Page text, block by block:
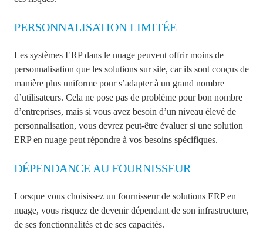
PERSONNALISATION LIMITÉE
Les systèmes ERP dans le nuage peuvent offrir moins de
personnalisation que les solutions sur site, car ils sont conçus de
manière plus uniforme pour s’adapter à un grand nombre
d’utilisateurs. Cela ne pose pas de problème pour bon nombre
d’entreprises, mais si vous avez besoin d’un niveau élevé de
personnalisation, vous devrez peut-être évaluer si une solution
ERP en nuage peut répondre à vos besoins spécifiques.
DÉPENDANCE AU FOURNISSEUR
Lorsque vous choisissez un fournisseur de solutions ERP en
nuage, vous risquez de devenir dépendant de son infrastructure,
de ses fonctionnalités et de ses capacités.